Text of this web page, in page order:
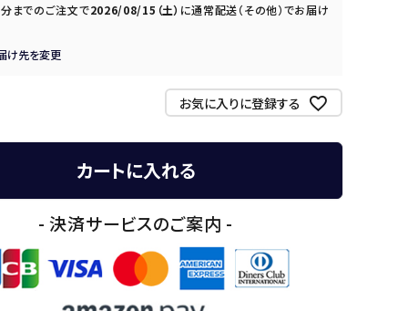
までのご注文で2026/08/15（土） に通常配送（その他）でお届け
け先を変更
お気に入りに登録する
カートに入れる
- 決済サービスのご案内 -